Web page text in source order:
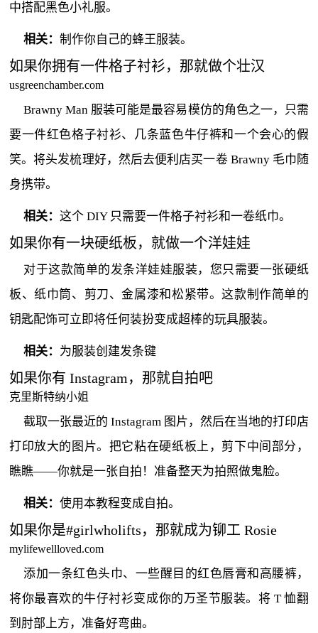
中搭配黑色小礼服。
相关： 制作你自己的蜂王服装。
如果你拥有一件格子衬衫，那就做个壮汉
usgreenchamber.com
Brawny Man 服装可能是最容易模仿的角色之一，只需
要一件红色格子衬衫、几条蓝色牛仔裤和一个会心的假
笑。将头发梳理好，然后去便利店买一卷 Brawny 毛巾随
身携带。
相关： 这个 DIY 只需要一件格子衬衫和一卷纸巾。
如果你有一块硬纸板，就做一个洋娃娃
对于这款简单的发条洋娃娃服装，您只需要一张硬纸
板、纸巾筒、剪刀、金属漆和松紧带。这款制作简单的
钥匙配饰可立即将任何装扮变成超棒的玩具服装。
相关： 为服装创建发条键
如果你有 Instagram，那就自拍吧
克里斯特纳小姐
截取一张最近的 Instagram 图片，然后在当地的打印店
打印放大的图片。把它粘在硬纸板上，剪下中间部分，
瞧瞧——你就是一张自拍！准备整天为拍照做鬼脸。
相关： 使用本教程变成自拍。
如果你是#girlwholifts，那就成为铆工 Rosie
mylifewellloved.com
添加一条红色头巾、一些醒目的红色唇膏和高腰裤，
将你最喜欢的牛仔衬衫变成你的万圣节服装。将 T 恤翻
到肘部上方，准备好弯曲。